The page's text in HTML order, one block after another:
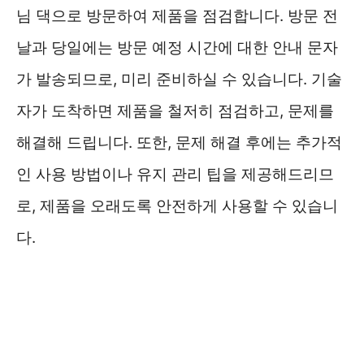
님 댁으로 방문하여 제품을 점검합니다. 방문 전
날과 당일에는 방문 예정 시간에 대한 안내 문자
가 발송되므로, 미리 준비하실 수 있습니다. 기술
자가 도착하면 제품을 철저히 점검하고, 문제를
해결해 드립니다. 또한, 문제 해결 후에는 추가적
인 사용 방법이나 유지 관리 팁을 제공해드리므
로, 제품을 오래도록 안전하게 사용할 수 있습니
다.